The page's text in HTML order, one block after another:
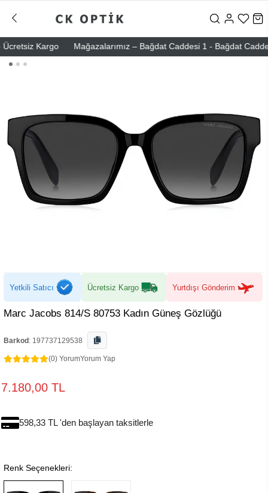
Kargo Mağazalarımız – Bağdat Caddesi 1 - Bağdat
Yetkili Satıcı Ücretsiz Kargo Yurtdışı Gönderim
Marc Jacobs 814/S 80753 Kadın Güneş Gözlüğü
Barkod : 197737129538
(0) YorumYorum Yap
7.180,00 TL
598,33 TL 'den başlayan taksitlerle
Renk Seçenekleri: